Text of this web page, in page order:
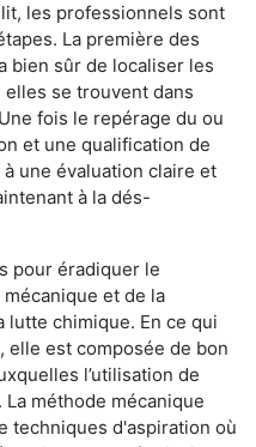
les professionnels sont
La première des
bien sûr de localiser les
se trouvent dans
fois le repérage du ou
et une qualification de
une évaluation claire et
à la dés-
pour éradiquer le
et de la
lutte chimique. En ce qui
est composée de bon
l’utilisation de
méthode mécanique
techniques d'aspiration où